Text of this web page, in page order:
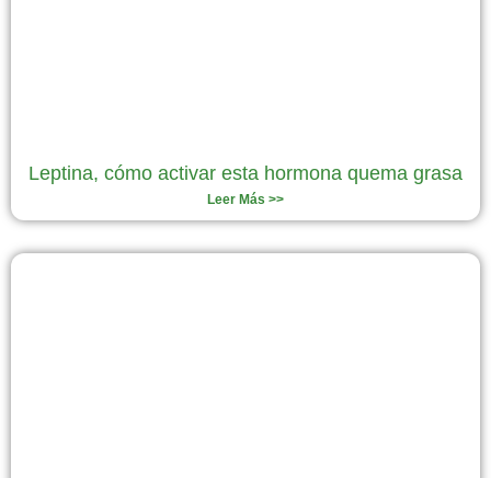
Leptina, cómo activar esta hormona quema grasa
Leer Más >>